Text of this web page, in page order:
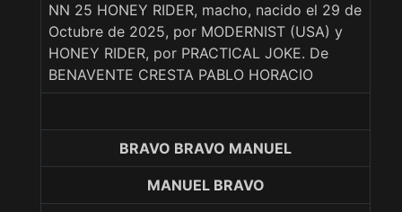
NN 25 HONEY RIDER, macho, nacido el 29 de
Octubre de 2025, por MODERNIST (USA) y
HONEY RIDER, por PRACTICAL JOKE. De
BENAVENTE CRESTA PABLO HORACIO
BRAVO BRAVO MANUEL
MANUEL BRAVO